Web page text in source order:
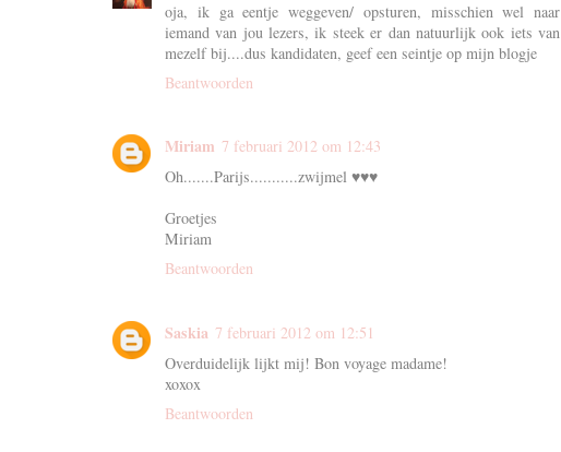
oja, ik ga eentje weggeven/ opsturen, misschien wel naar
iemand van jou lezers, ik steek er dan natuurlijk ook iets van
mezelf bij....dus kandidaten, geef een seintje op mijn blogje
Beantwoorden
Miriam 7 februari 2012 om 12:43
Oh.......Parijs...........zwijmel ♥♥♥
Groetjes
Miriam
Beantwoorden
Saskia 7 februari 2012 om 12:51
Overduidelijk lijkt mij! Bon voyage madame!
xoxox
Beantwoorden